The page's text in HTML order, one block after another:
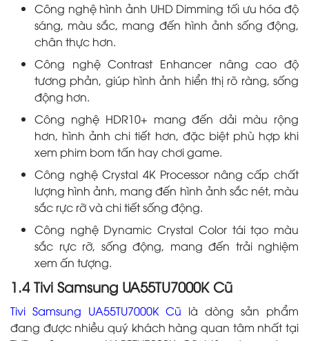
Công nghệ hình ảnh UHD Dimming tối ưu hóa độ
sáng, màu sắc, mang đến hình ảnh sống động,
chân thực hơn.
Công nghệ Contrast Enhancer nâng cao độ
tương phản, giúp hình ảnh hiển thị rõ ràng, sống
động hơn.
Công nghệ HDR10+ mang đến dải màu rộng
hơn, hình ảnh chi tiết hơn, đặc biệt phù hợp khi
xem phim bom tấn hay chơi game.
Công nghệ Crystal 4K Processor nâng cấp chất
lượng hình ảnh, mang đến hình ảnh sắc nét, màu
sắc rực rỡ và chi tiết sống động.
Công nghệ Dynamic Crystal Color tái tạo màu
sắc rực rỡ, sống động, mang đến trải nghiệm
xem ấn tượng.
1.4 Tivi Samsung UA55TU7000K Cũ
Tivi Samsung UA55TU7000K Cũ là dòng sản phẩm
đang được nhiều quý khách hàng quan tâm nhất tại